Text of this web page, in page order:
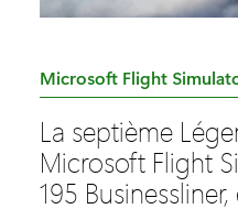
C
t
é
g
Microsoft Flight
La septième
Microsoft Flight
195